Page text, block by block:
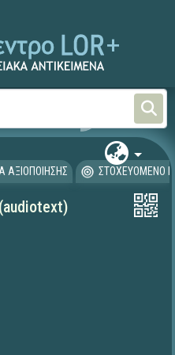
Ξένες Γλώσσες -
ΑΞΙΟΠΟΙΗΣΗΣ ΣΤΟΧΕΥΟΜΕΝΟ